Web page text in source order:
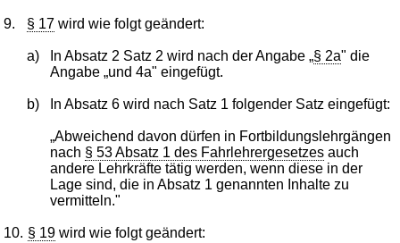
9. § 17 wird wie folgt geändert:
a) In Absatz 2 Satz 2 wird nach der Angabe „§ 2a" die
Angabe „und 4a" eingefügt.
b) In Absatz 6 wird nach Satz 1 folgender Satz eingefügt:
„Abweichend davon dürfen in Fortbildungslehrgängen
nach § 53 Absatz 1 des Fahrlehrergesetzesauch
andere Lehrkräfte tätig werden, wenn diese in der
Lage sind, die in Absatz 1 genannten Inhalte zu
vermitteln."
10. § 19 wird wie folgt geändert: